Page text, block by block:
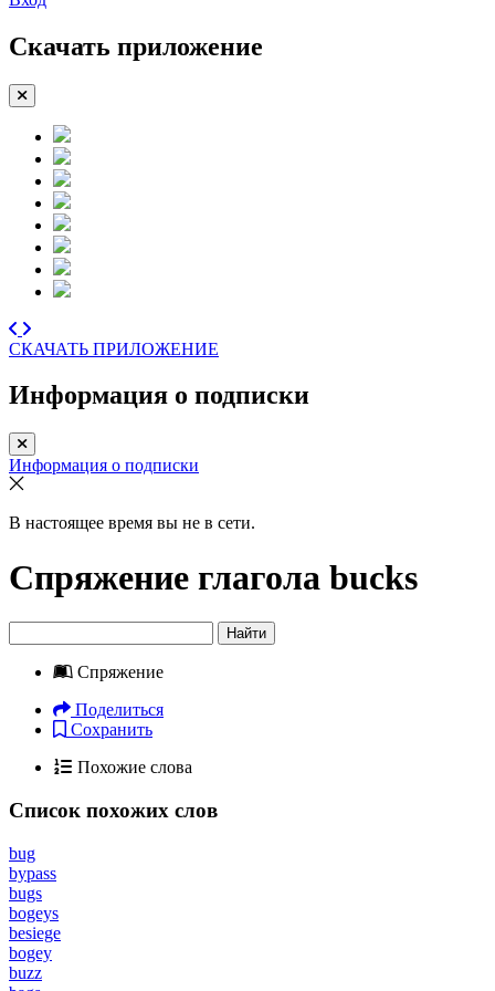
Скачать приложение
СКАЧАТЬ ПРИЛОЖЕНИЕ
Информация о подписки
Информация о подписки
В настоящее время вы не в сети.
Спряжение глагола bucks
Найти
Спряжение
Поделиться
Сохранить
Похожие слова
Список похожих слов
bug
bypass
bugs
bogeys
besiege
bogey
buzz